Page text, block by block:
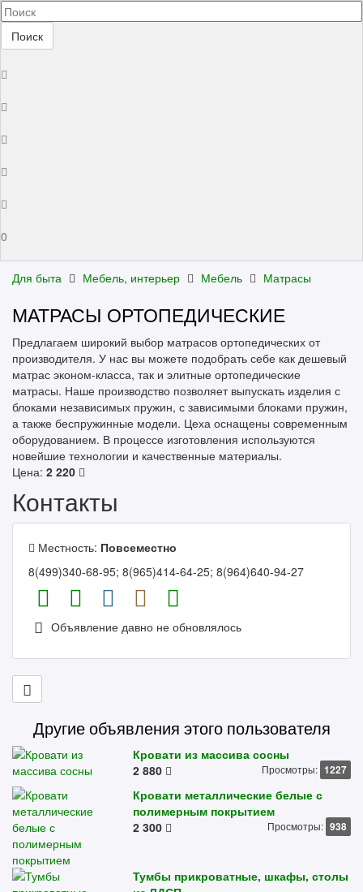
Поиск
0
Для быта Мебель, интерьер Мебель Матрасы
МАТРАСЫ ОРТОПЕДИЧЕСКИЕ
Предлагаем широкий выбор матрасов ортопедических от
производителя. У нас вы можете подобрать себе как дешевый
матрас эконом-класса, так и элитные ортопедические
матрасы. Наше производство позволяет выпускать изделия с
блоками независимых пружин, с зависимыми блоками пружин,
а также беспружинные модели. Цеха оснащены современным
оборудованием. В процессе изготовления используются
новейшие технологии и качественные материалы.
Цена: 2 220
Контакты
Местность: Повсеместно
8(499)340-68-95; 8(965)414-64-25; 8(964)640-94-27
Объявление давно не обновлялось
Другие объявления этого пользователя
Кровати из массива сосны
2 880
Просмотры: 1227
Кровати металлические белые с
полимерным покрытием
2 300
Просмотры: 938
Тумбы прикроватные, шкафы, столы